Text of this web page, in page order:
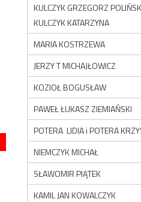
KULCZYK GRZEGORZ
KULCZYK KATARZYNA
MARIA KOSTRZEWA
JERZY T MICHAJŁOWICZ
KOZIOŁ BOGUSŁAW
PAWEŁ ŁUKASZ ZIEMIAŃSKI
POTERA LIDIA i POTERA
NIEMCZYK MICHAŁ
SŁAWOMIR PIĄTEK
KAMIL JAN KOWALCZYK